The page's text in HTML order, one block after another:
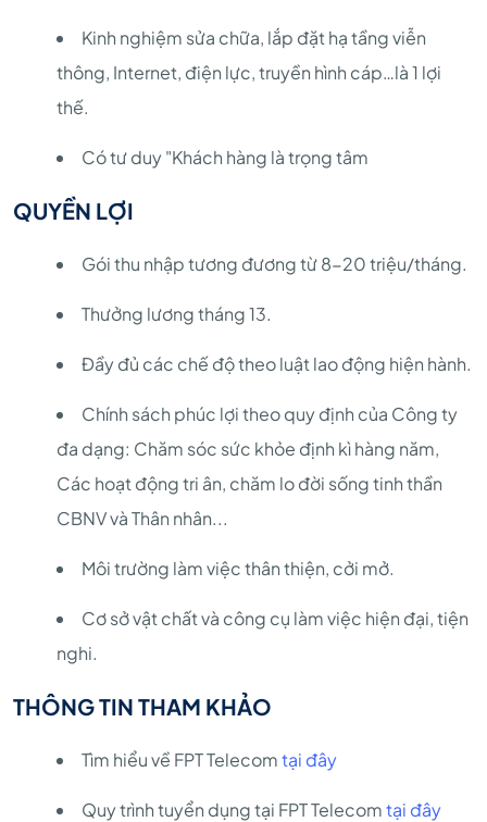
Kinh nghiệm sửa chữa, lắp đặt hạ tầng viễn
thông, Internet, điện lực, truyền hình cáp…là 1 lợi
thế.
Có tư duy "Khách hàng là trọng tâm
QUYỀN LỢI
Gói thu nhập tương đương từ 8-20 triệu/tháng.
Thưởng lương tháng 13.
Đầy đủ các chế độ theo luật lao động hiện hành.
Chính sách phúc lợi theo quy định của Công ty
đa dạng: Chăm sóc sức khỏe định kì hàng năm,
Các hoạt động tri ân, chăm lo đời sống tinh thần
CBNV và Thân nhân...
Môi trường làm việc thân thiện, cởi mở.
Cơ sở vật chất và công cụ làm việc hiện đại, tiện
nghi.
THÔNG TIN THAM KHẢO
Tìm hiểu về FPT Telecomtại đây
Quy trình tuyển dụng tại FPT Telecomtại đây